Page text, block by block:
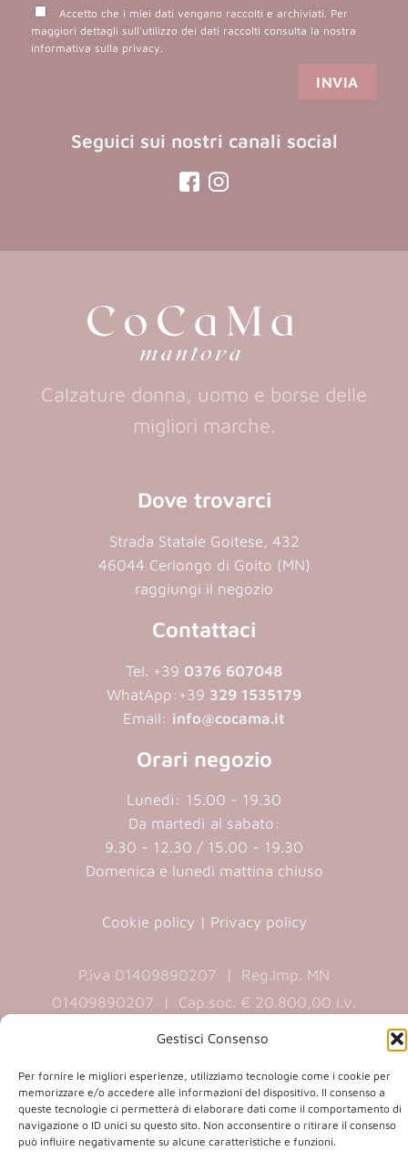
Gestisci Consenso
Per fornire le migliori esperienze, utilizziamo tecnologie come i cookie per
memorizzare e/o accedere alle informazioni del dispositivo. Il consenso a
queste tecnologie ci permetterà di elaborare dati come il comportamento di
navigazione o ID unici su questo sito. Non acconsentire o ritirare il consenso
può influire negativamente su alcune caratteristiche e funzioni.
Accetto che i miei dati vengano raccolti e archiviati. Per
maggiori dettagli sull'utilizzo dei dati raccolti consulta la nostra
informativa sulla privacy
Seguici sui nostri canali social
a
a
tab)
Calzature donna, uomo e borse delle
migliori marche.
Dove trovarci
Strada Statale Goitese, 432
46044 Cerlongo di Goito (MN)
raggiungi il negozio
Contattaci
Tel. +39 0376 607048
WhatApp: +39 329 1535179
Email: info@cocama.it
Orari negozio
Lunedì: 15.00 - 19.30
Da martedì al sabato:
9.30 - 12.30 / 15.00 - 19.30
Domenica e lunedi mattina chiuso
Cookie policy | Privacy policy
P.iva 01409890207 | Reg.Imp. MN
01409890207 | Cap.soc. € 20.800,00 i.v.
(opens
in
a
(opens
in
a
Copyright 2026 © Co.Ca.Ma. Srl | powered by